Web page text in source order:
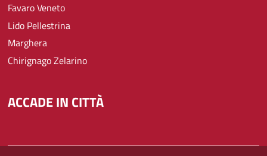
Favaro Veneto
Lido Pellestrina
Marghera
Chirignago Zelarino
ACCADE IN CITTÀ